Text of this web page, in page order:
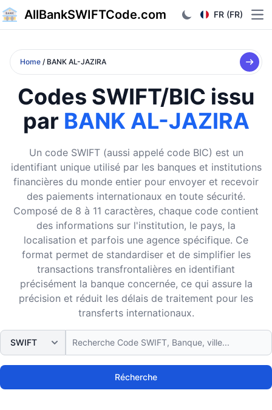
AllBankSWIFTCode.com FR (FR)
Home / BANK AL-JAZIRA
Codes SWIFT/BIC issu
par BANK AL-JAZIRA
Un code SWIFT (aussi appelé code BIC) est un
identifiant unique utilisé par les banques et institutions
financières du monde entier pour envoyer et recevoir
des paiements internationaux en toute sécurité.
Composé de 8 à 11 caractères, chaque code contient
des informations sur l'institution, le pays, la
localisation et parfois une agence spécifique. Ce
format permet de standardiser et de simplifier les
transactions transfrontalières en identifiant
précisément la banque concernée, ce qui assure la
précision et réduit les délais de traitement pour les
transferts internationaux.
Récherche